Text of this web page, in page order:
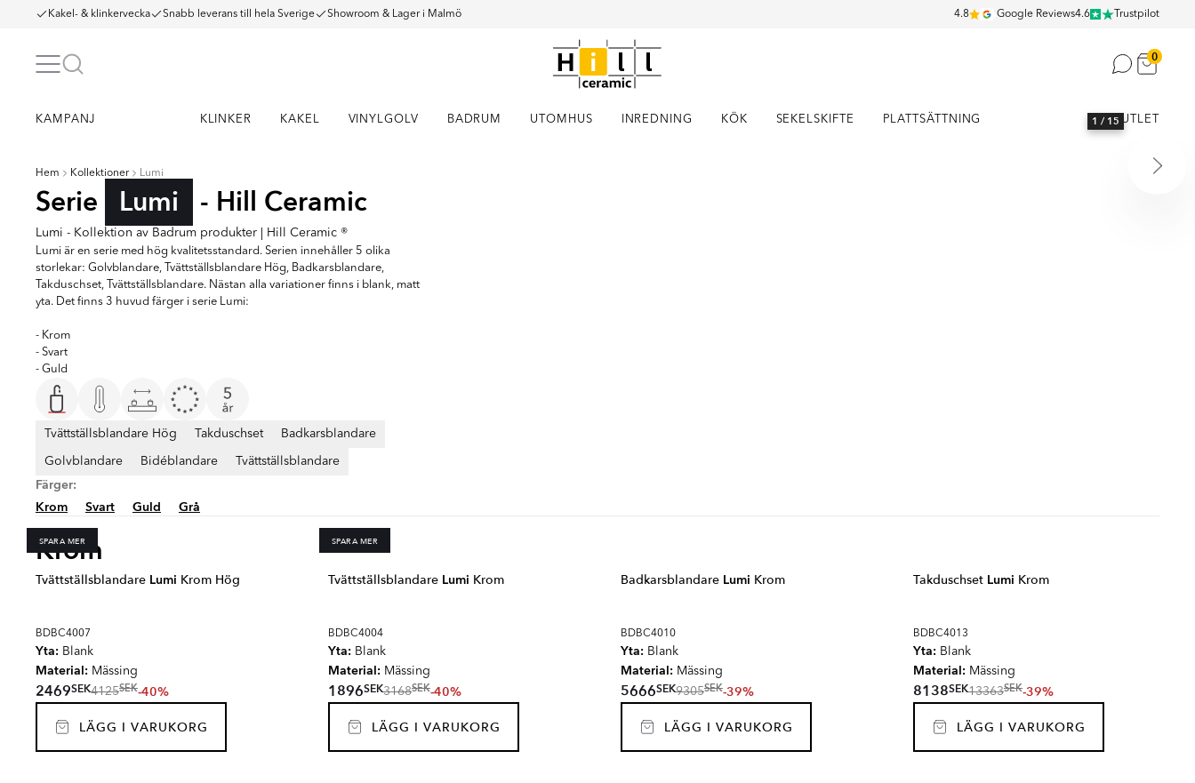
Kakel- & klinkervecka Snabb leverans till hela Sverige Showroom & Lager i Malmö 4.8 Google Reviews4.6 Trustpilot
0
KAMPANJ KLINKER KAKEL VINYLGOLV BADRUM UTOMHUS INREDNING KÖK SEKELSKIFTE PLATTSÄTTNING OUTLET
Hem Kollektioner Lumi
Serie Lumi - Hill Ceramic
Lumi - Kollektion av Badrum produkter | Hill Ceramic ®
Lumi är en serie med hög kvalitetsstandard. Serien innehåller 5 olika
storlekar: Golvblandare, Tvättställsblandare Hög, Badkarsblandare,
Takduschset, Tvättställsblandare. Nästan alla variationer finns i blank, matt
yta. Det finns 3 huvud färger i serie Lumi:
- Krom
- Svart
- Guld
Tvättställsblandare Hög Takduschset Badkarsblandare
Golvblandare Bidéblandare Tvättställsblandare
Färger:
Krom
Svart Guld Grå
1 / 15
Krom
SPARA MER
Tvättställsblandare Lumi Krom Hög
BDBC4007
Yta: Blank
Material: Mässing
2469SEK4125SEK-40%
LÄGG I VARUKORG
SPARA MER
Tvättställsblandare Lumi Krom
BDBC4004
Yta: Blank
Material: Mässing
1896SEK3168SEK-40%
LÄGG I VARUKORG
Badkarsblandare Lumi Krom
BDBC4010
Yta: Blank
Material: Mässing
5666SEK9305SEK-39%
LÄGG I VARUKORG
Takduschset Lumi Krom
BDBC4013
Yta: Blank
Material: Mässing
8138SEK13363SEK-39%
LÄGG I VARUKORG